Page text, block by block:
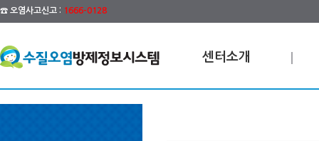
☎ 오염사고신고 : 1666-0128
센터소개